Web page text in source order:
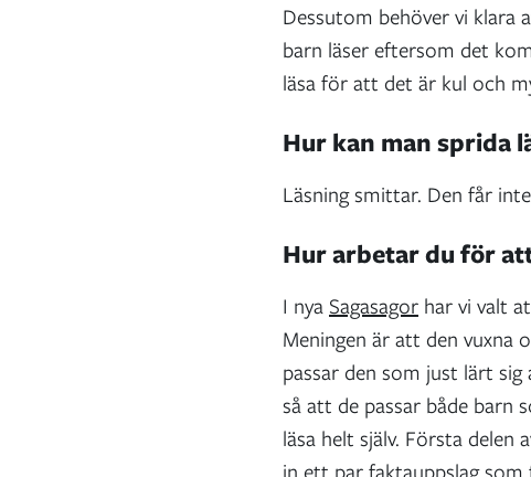
Dessutom behöver vi klara
barn läser eftersom det
läsa för att det är kul och
Hur kan man sprida
Läsning smittar. Den får
Hur arbetar du för
I nya Sagasagor har vi valt
Meningen är att den vuxna
passar den som just lärt
så att de passar både barn
läsa helt själv. Första